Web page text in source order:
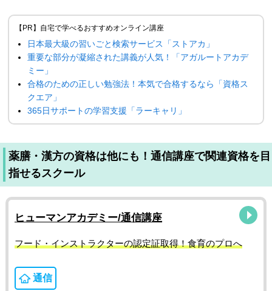
【PR】自宅で学べるおすすめオンライン講座
日本最大級の習いごと検索サービス「ストアカ」
重要な部分が凝縮された講義が人気！「アガルートアカデ
ミー」
合格のための正しい勉強法！本気で合格するなら「資格ス
クエア」
365日サポートの学習支援「ラーキャリ」
薬膳・漢方の資格は他にも！通信講座で関連資格を目
指せるスクール
ヒューマンアカデミー/通信講座
フード・インストラクターの認定証取得！食育のプロへ
通信